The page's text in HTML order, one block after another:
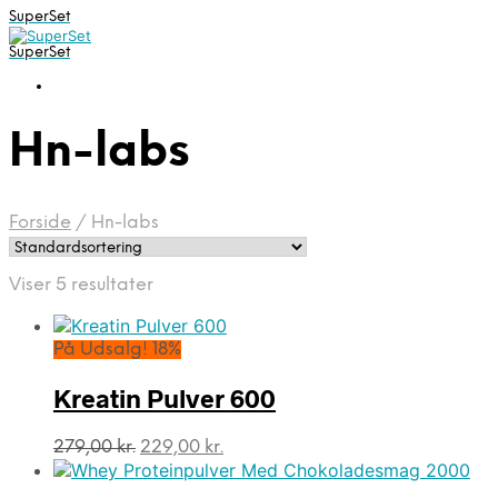
SuperSet
SuperSet
Hn-labs
Forside / Hn-labs
Viser 5 resultater
På Udsalg! 18%
Kreatin Pulver 600
279,00kr. Den
oprindelige
229,00 kr.
aktuelle